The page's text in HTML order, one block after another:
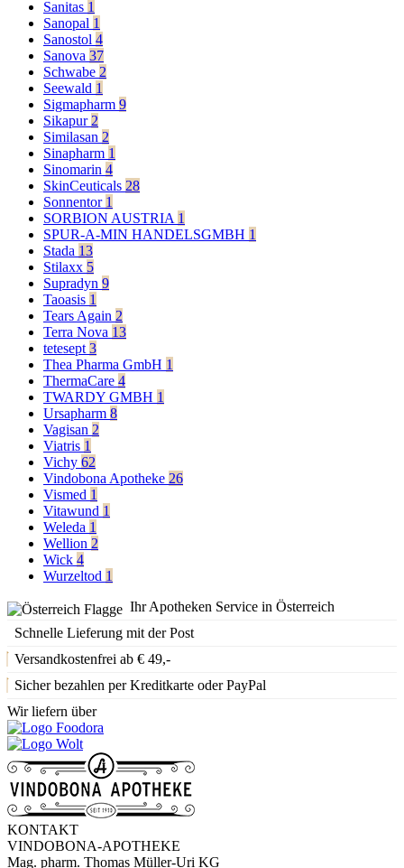
Sanitas 1
Sanopal 1
Sanostol 4
Sanova 37
Schwabe 2
Seewald 1
Sigmapharm 9
Sikapur 2
Similasan 2
Sinapharm 1
Sinomarin 4
SkinCeuticals 28
Sonnentor 1
SORBION AUSTRIA 1
SPUR-A-MIN HANDELSGMBH 1
Stada 13
Stilaxx 5
Supradyn 9
Taoasis 1
Tears Again 2
Terra Nova 13
tetesept 3
Thea Pharma GmbH 1
ThermaCare 4
TWARDY GMBH 1
Ursapharm 8
Vagisan 2
Viatris 1
Vichy 62
Vindobona Apotheke 26
Vismed 1
Vitawund 1
Weleda 1
Wellion 2
Wick 4
Wurzeltod 1
Ihr Apotheken Service in Österreich
Schnelle Lieferung mit der Post
Versandkostenfrei ab € 49,-
Sicher bezahlen per Kreditkarte oder PayPal
Wir liefern über
KONTAKT
VINDOBONA-APOTHEKE
Mag. pharm. Thomas Müller-Uri KG